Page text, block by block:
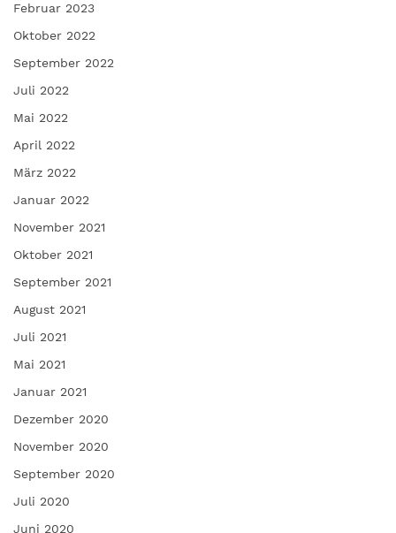
Februar 2023
Oktober 2022
September 2022
Juli 2022
Mai 2022
April 2022
März 2022
Januar 2022
November 2021
Oktober 2021
September 2021
August 2021
Juli 2021
Mai 2021
Januar 2021
Dezember 2020
November 2020
September 2020
Juli 2020
Juni 2020